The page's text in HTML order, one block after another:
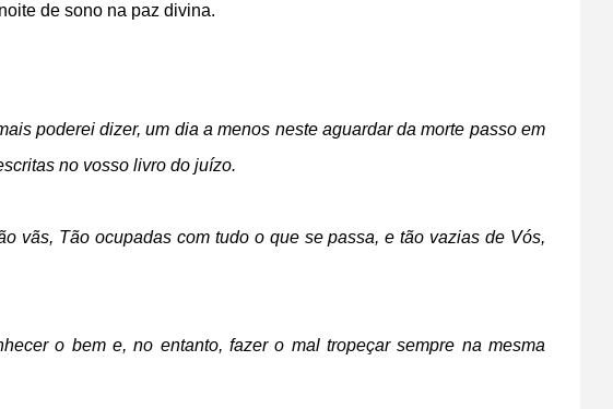
de sono na paz divina.
poderei dizer, um dia a menos neste aguardar da morte passo em
no vosso livro do juízo.
vãs, Tão ocupadas com tudo o que se passa, e tão vazias de Vós,
o bem e, no entanto, fazer o mal tropeçar sempre na mesma